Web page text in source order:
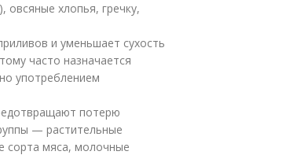
овсяные хлопья, гречку,
и уменьшает сухость
часто назначается
употреблением
потерю
— растительные
сорта мяса, молочные